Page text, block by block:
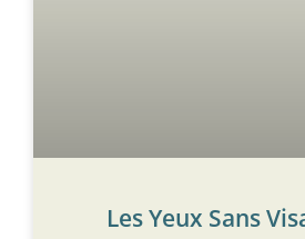
Les Yeux Sans